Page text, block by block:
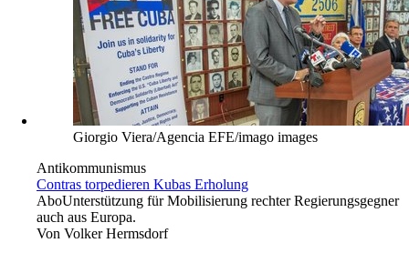
Houthi Media Center/Handout via Reuters
Krieg im Jemen
Ansarollah rücken weiter vor
Verstärkte Angriffe können die Kämpfer nicht aufhalten.
Der diplomatische Eklat im Libanon wegen Kritik an der
saudischen Kriegskoalition spitzt sich derweil zu.
Wiebke Diehl